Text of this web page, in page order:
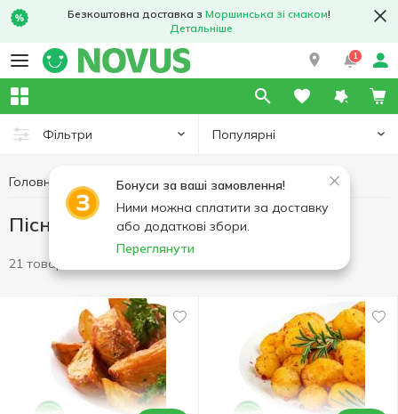
Безкоштовна доставка з Моршинська зі смаком!
Детальніше
1
Фільтри Популярні
Бонуси за ваші замовлення!
Ними можна сплатити за доставку
або додаткові збори.
Переглянути
Головна Кулінарія Пісні страви
Пісні страви
21 товар